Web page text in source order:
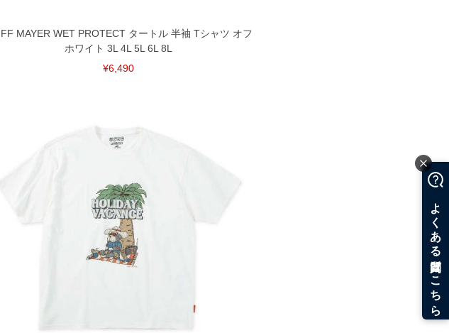
ご了
MAYER WET PROTECT タートル 半袖 Tシャツ オフ
ホワイト 3L 4L 5L 6L 8L
¥6,490